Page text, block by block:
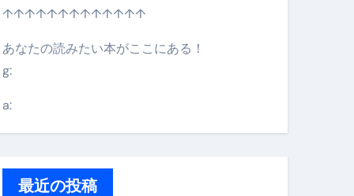
↑↑↑↑↑↑↑↑↑↑↑↑↑
あなたの読みたい本がここにある！
g:
a:
最近の投稿